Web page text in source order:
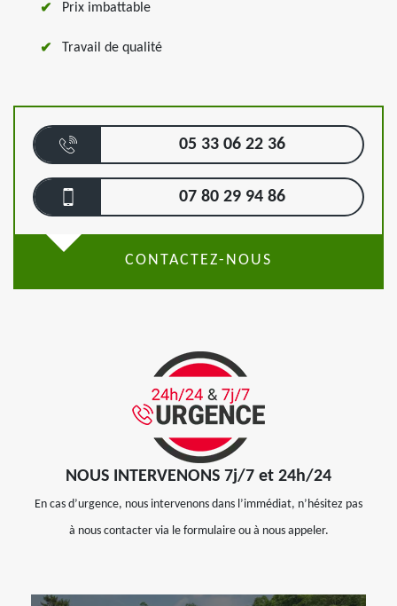
Prix imbattable
Travail de qualité
05 33 06 22 36
07 80 29 94 86
CONTACTEZ-NOUS
NOUS INTERVENONS 7j/7 et 24h/24
En cas d’urgence, nous intervenons dans l’immédiat, n’hésitez pas
à nous contacter via le formulaire ou à nous appeler.